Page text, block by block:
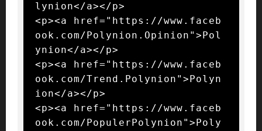
lynion</a></p>
<p><a href="https://www.faceb
ook.com/Polynion.Opinion">Pol
ynion</a></p>
<p><a href="https://www.faceb
ook.com/Trend.Polynion">Polyn
ion</a></p>
<p><a href="https://www.faceb
ook.com/PopulerPolynion">Poly